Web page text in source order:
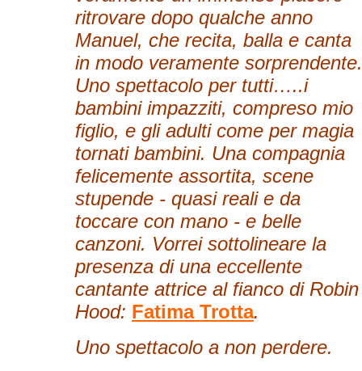
ritrovare dopo qualche anno
Manuel, che recita, balla e canta
in modo veramente sorprendente.
Uno spettacolo per tutti…..i
bambini impazziti, compreso mio
figlio, e gli adulti come per magia
tornati bambini. Una compagnia
felicemente assortita, scene
stupende - quasi reali e da
toccare con mano - e belle
canzoni. Vorrei sottolineare la
presenza di una eccellente
cantante attrice al fianco di Robin
Hood: Fatima Trotta.
Uno spettacolo a non perdere.